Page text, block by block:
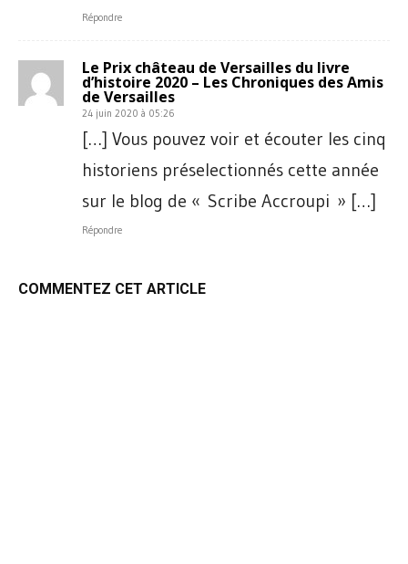
Répondre
Le Prix château de Versailles du livre
d’histoire 2020 – Les Chroniques des Amis
de Versailles
24 juin 2020 à 05:26
[…] Vous pouvez voir et écouter les cinq
historiens préselectionnés cette année
sur le blog de « Scribe Accroupi » […]
Répondre
COMMENTEZ CET ARTICLE